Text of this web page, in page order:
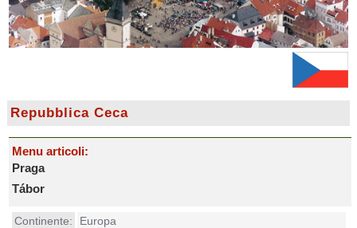
Repubblica Ceca
Menu articoli:
Praga
Tábor
Continente:
Europa